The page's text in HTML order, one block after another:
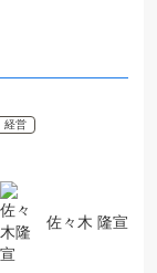
経営
佐々木 隆宣